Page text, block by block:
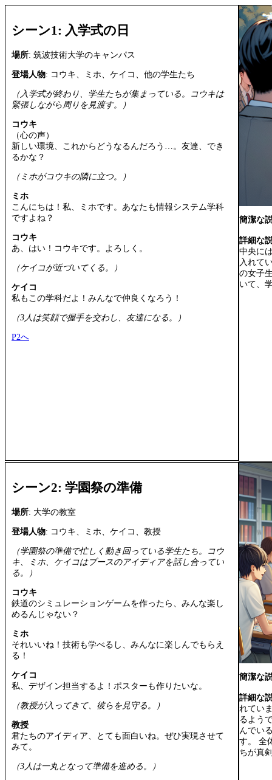
シーン1: 入学式の日
場所: 筑波技術大学のキャンパス
登場人物: コウキ、ミホ、ケイコ、他の学生たち
（入学式が終わり、学生たちが集まっている。コウキは
緊張しながら周りを見渡す。）
コウキ
（心の声）
新しい環境、これからどうなるんだろう…。友達、でき
るかな？
（ミホがコウキの隣に立つ。）
ミホ
こんにちは！私、ミホです。あなたも情報システム学科
ですよね？
コウキ
あ、はい！コウキです。よろしく。
（ケイコが近づいてくる。）
ケイコ
私もこの学科だよ！みんなで仲良くなろう！
（3人は笑顔で握手を交わし、友達になる。）
P2へ
簡潔な
詳細な
中央に
入れて
の女子
いて、
シーン2: 学園祭の準備
場所: 大学の教室
登場人物: コウキ、ミホ、ケイコ、教授
（学園祭の準備で忙しく動き回っている学生たち。コウ
キ、ミホ、ケイコはブースのアイディアを話し合ってい
る。）
コウキ
鉄道のシミュレーションゲームを作ったら、みんな楽し
めるんじゃない？
ミホ
それいいね！技術も学べるし、みんなに楽しんでもらえ
る！
ケイコ
私、デザイン担当するよ！ポスターも作りたいな。
（教授が入ってきて、彼らを見守る。）
教授
君たちのアイディア、とても面白いね。ぜひ実現させて
みて。
（3人は一丸となって準備を進める。）
簡潔な
詳細な
れてい
るよう
んでい
す。 全
ちが真